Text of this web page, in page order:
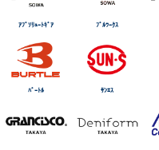
ｱﾌﾞｿﾘｭｰﾄｷﾞｱ ﾌﾞﾙﾜｰｸｽ
ﾊﾞｰﾄﾙ ｻﾝｴｽ